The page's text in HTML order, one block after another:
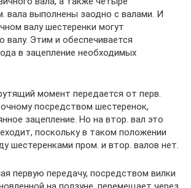
вала выполнены заодно с валами. И
валу шестеренки могут
валу. Этим и обеспечивается
в зацепление необходимых
момент передается от перв.
посредством шестеренок,
зацепление. Но на втор. вал это
поскольку в таком положении
шестеренками пром. и втор. валов нет.
первую передачу, посредством вилки